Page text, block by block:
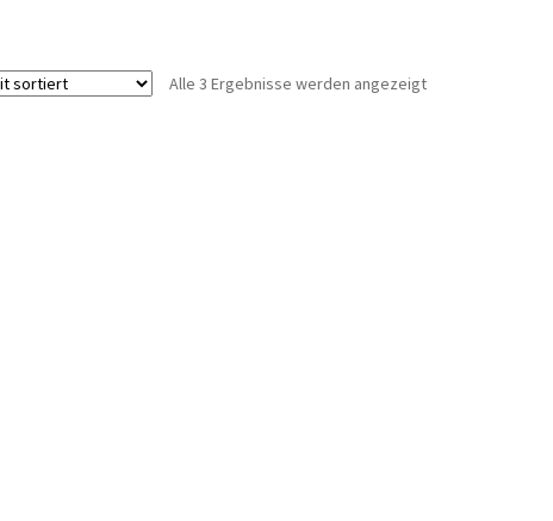
Alle 3 Ergebnisse werden angezeigtNach